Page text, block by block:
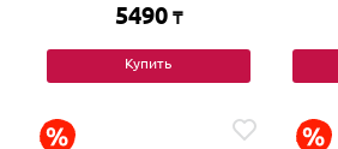
5490 ₸
Купить